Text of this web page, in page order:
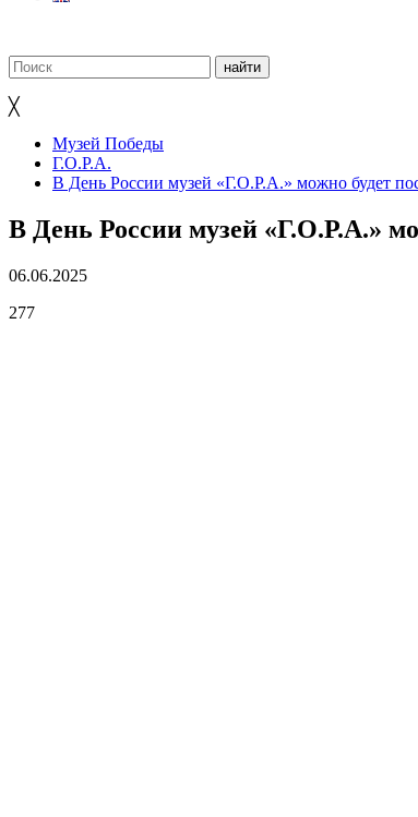
╳
Музей Победы
Г.О.Р.А.
В День России музей «Г.О.Р.А.» можно будет
В День России музей «Г.О.Р.А.»
06.06.2025
277